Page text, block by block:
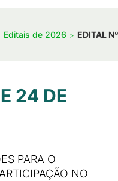
Editais de 2026 EDITAL
24 DE
PARA O
NO